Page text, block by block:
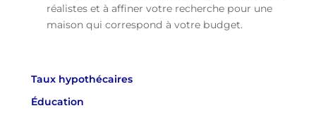
réalistes et à affiner votre recherche pour une
maison qui correspond à votre budget.
Taux hypothécaires
Éducation